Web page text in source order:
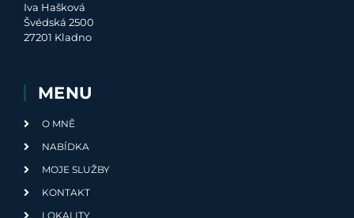
Iva Hašková
Švédská 2500
27201 Kladno
MENU
O MNĚ
NABÍDKA
MOJE SLUŽBY
KONTAKT
LOKALITY